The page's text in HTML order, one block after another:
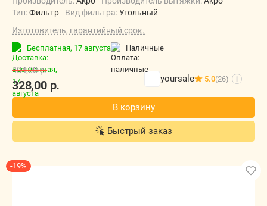
Тип:Фильтр Вид фильтра:Угольный
Изготовитель, гарантийный срок.
Бесплатная, 17 августа наличные
328,00р.
404,00р.
yoursale 5.0(26) i
В корзину
Быстрый заказ
-19%